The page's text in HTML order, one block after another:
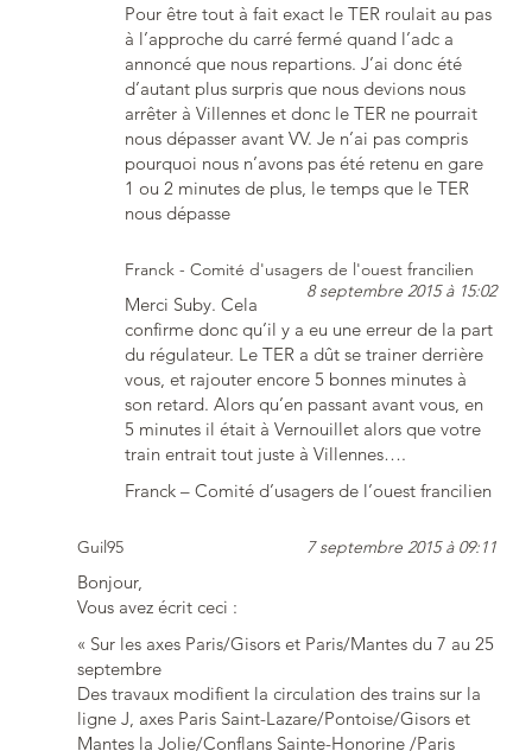
Pour être tout à fait exact le TER roulait au pas
à l’approche du carré fermé quand l’adc a
annoncé que nous repartions. J’ai donc été
d’autant plus surpris que nous devions nous
arrêter à Villennes et donc le TER ne pourrait
nous dépasser avant VV. Je n’ai pas compris
pourquoi nous n’avons pas été retenu en gare
1 ou 2 minutes de plus, le temps que le TER
nous dépasse
Franck - Comité d'usagers de l'ouest francilien
8 septembre 2015 à 15:02
Merci Suby. Cela
confirme donc qu’il y a eu une erreur de la part
du régulateur. Le TER a dût se trainer derrière
vous, et rajouter encore 5 bonnes minutes à
son retard. Alors qu’en passant avant vous, en
5 minutes il était à Vernouillet alors que votre
train entrait tout juste à Villennes….
Franck – Comité d’usagers de l’ouest francilien
Guil95 7 septembre 2015 à 09:11
Bonjour,
Vous avez écrit ceci :
« Sur les axes Paris/Gisors et Paris/Mantes du 7 au 25
septembre
Des travaux modifient la circulation des trains sur la
ligne J, axes Paris Saint-Lazare/Pontoise/Gisors et
Mantes la Jolie/Conflans Sainte-Honorine /Paris